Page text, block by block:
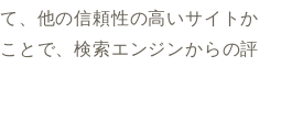
、他の信頼性の高いサイトか
とで、検索エンジンからの評